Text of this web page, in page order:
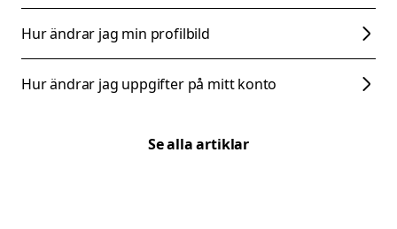
Hur ändrar jag min profilbild
Hur ändrar jag uppgifter på mitt konto
Se alla artiklar